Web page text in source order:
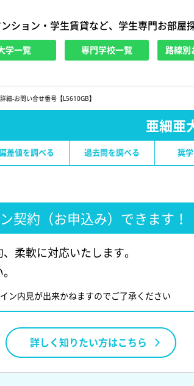
ション・学生賃貸など、学生専門お部屋
学一覧 専門学校一覧 路線別
細-お問い合せ番号【L5610GB】
亜細亜
差値を調べる 過去問を調べる 奨
契約（お申込み）できます！
柔軟に対応いたします。
ン内見が出来かねますのでご了承ください
詳しく知りたい方はこちら